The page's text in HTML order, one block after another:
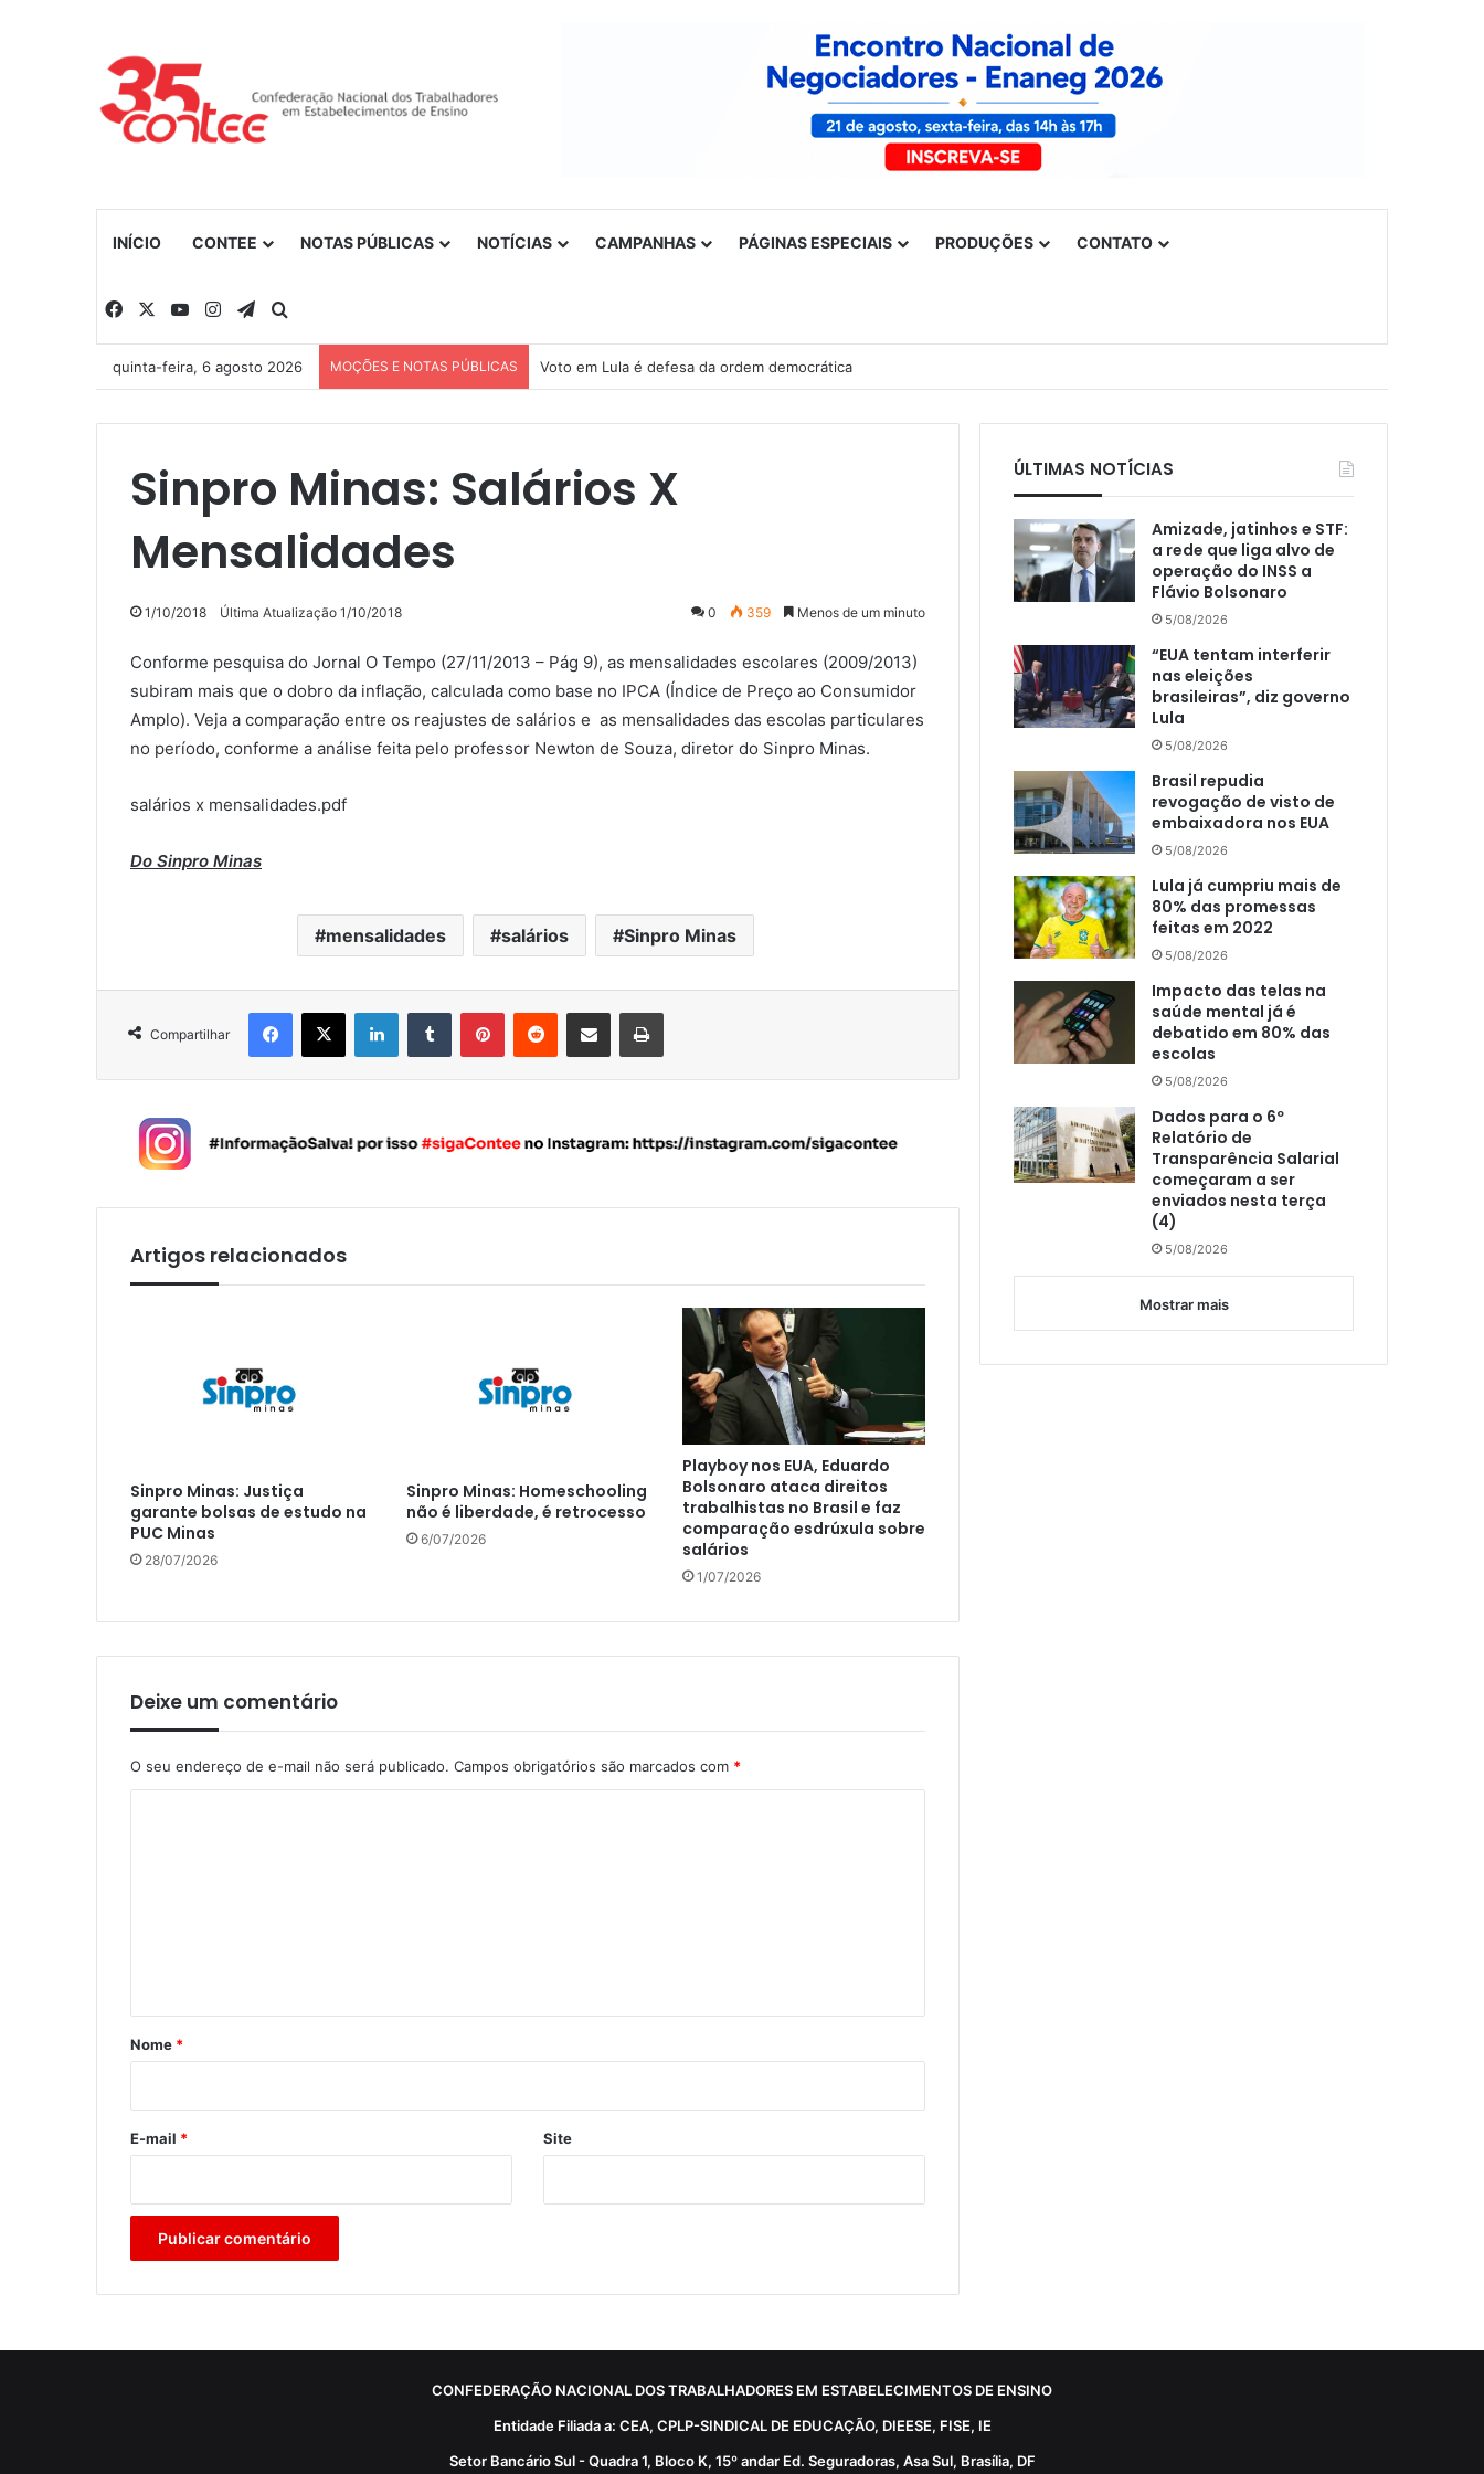
INÍCIO CONTEE NOTAS PÚBLICAS NOTÍCIAS CAMPANHAS PÁGINAS ESPECIAIS PRODUÇÕES CONTATO
Facebook YouTubeInstagramTelegram
quinta-feira, 6 agosto 2026 MOÇÕES E NOTAS PÚBLICAS Voto em Lula é defesa da ordem democrática
Sinpro Minas: Salários X
Mensalidades
1/10/2018 Última Atualização 1/10/2018 0 359 Menos de um minuto
Conforme pesquisa do Jornal O Tempo (27/11/2013 – Pág 9), as mensalidades escolares (2009/2013)
subiram mais que o dobro da inflação, calculada como base no IPCA (Índice de Preço ao Consumidor
Amplo). Veja a comparação entre os reajustes de salários e as mensalidades das escolas particulares
no período, conforme a análise feita pelo professor Newton de Souza, diretor do Sinpro Minas.
salários x mensalidades.pdf
Do Sinpro Minas
mensalidades salários Sinpro Minas
Compartilhar
Artigos relacionados
Sinpro Minas: Justiça
garante bolsas de estudo na
PUC Minas
28/07/2026
Sinpro Minas: Homeschooling
não é liberdade, é retrocesso
6/07/2026
Playboy nos EUA, Eduardo
Bolsonaro ataca direitos
trabalhistas no Brasil e faz
comparação esdrúxula sobre
salários
1/07/2026
Deixe um comentário
O seu endereço de e-mail não será publicado. Campos obrigatórios são marcados com *
r
*
Nome *
E-mail * Site
ÚLTIMAS NOTÍCIAS
Amizade, jatinhos e STF:
a rede que liga alvo de
operação do INSS a
Flávio Bolsonaro
5/08/2026
“EUA tentam interferir
nas eleições
brasileiras”, diz governo
Lula
5/08/2026
Brasil repudia
revogação de visto de
embaixadora nos EUA
5/08/2026
Lula já cumpriu mais de
80% das promessas
feitas em 2022
5/08/2026
Impacto das telas na
saúde mental já é
debatido em 80% das
escolas
5/08/2026
Dados para o 6º
Relatório de
Transparência Salarial
começaram a ser
enviados nesta terça
(4)
5/08/2026
Mostrar mais
CONFEDERAÇÃO NACIONAL DOS TRABALHADORES EM ESTABELECIMENTOS DE ENSINO
Entidade Filiada a: CEA, CPLP-SINDICAL DE EDUCAÇÃO, DIEESE, FISE, IE
Setor Bancário Sul - Quadra 1, Bloco K, 15º andar Ed. Seguradoras, Asa Sul, Brasília, DF